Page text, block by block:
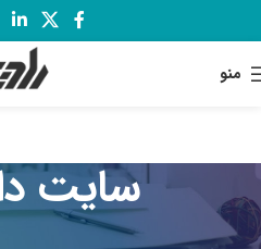
منو
سایت